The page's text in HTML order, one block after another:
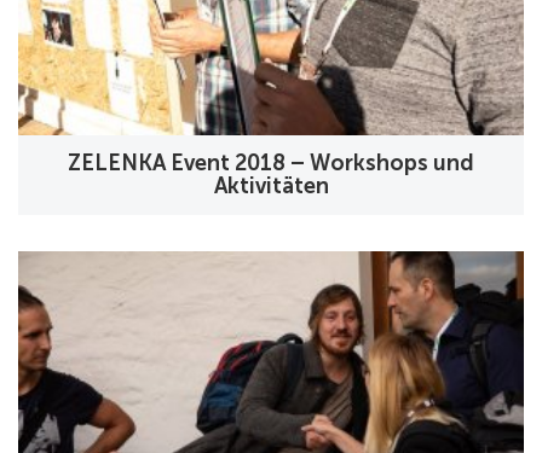
ZELENKA Event 2018 – Workshops und
Aktivitäten